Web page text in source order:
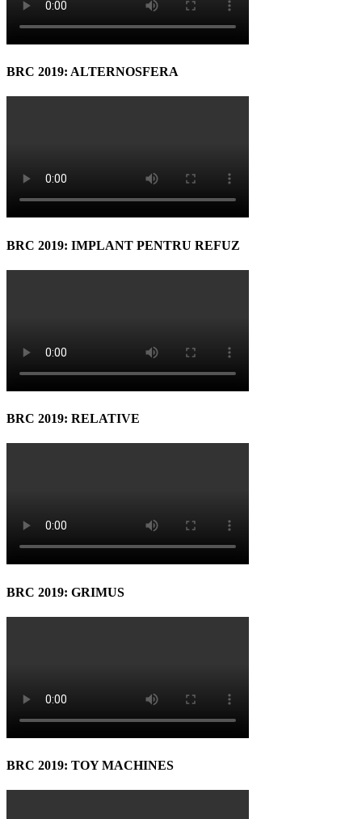
BRC 2019: ALTERNOSFERA
BRC 2019: IMPLANT PENTRU REFUZ
BRC 2019: RELATIVE
BRC 2019: GRIMUS
BRC 2019: TOY MACHINES